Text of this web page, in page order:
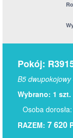
Pokój:
B5
Wybrano: 1 szt.
Osoba
RAZEM: 7 620